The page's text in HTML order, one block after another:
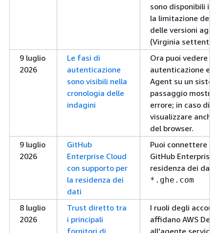
sono disponibili in
la limitazione
delle versioni agli
(Virginia
9 luglio
2026
Le fasi di
autenticazione
sono visibili nella
cronologia delle
indagini
Ora puoi vedere
autenticazione
Agent su un
passaggio mostra
errore; in caso di
visualizzare
del browser.
9 luglio
2026
GitHub
Enterprise Cloud
con supporto per
la residenza dei
dati
Puoi connettere
GitHub Enterprise
residenza dei dati
*.ghe.com
8 luglio
2026
Trust diretto tra
i principali
fornitori di
I ruoli degli
affidano AWS
all'agente service